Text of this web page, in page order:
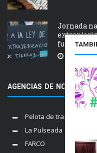
Jornada
fuego y
5
AGENCIAS DE NOTICIAS
Pelota de trapo
La Pulseada
FARCO